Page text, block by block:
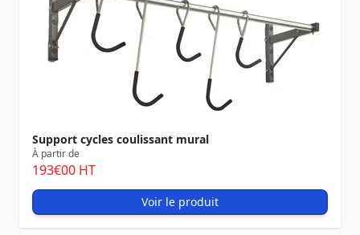
Support cycles coulissant mural
À partir de
193€00 HT
Voir le produit